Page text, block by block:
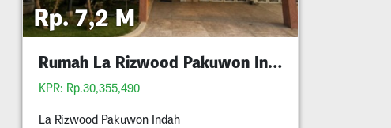
Rp. 7,2 M
Rumah La Rizwood Pakuwon Indah Bisa Kpr
KPR: Rp.30,355,490
La Rizwood Pakuwon Indah